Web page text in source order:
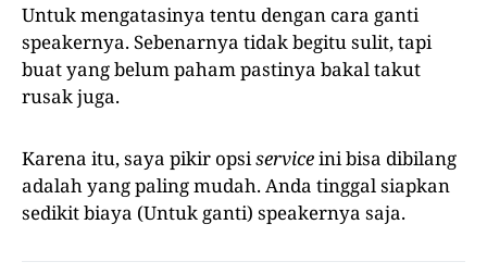
Untuk mengatasinya tentu dengan cara ganti
speakernya. Sebenarnya tidak begitu sulit, tapi
buat yang belum paham pastinya bakal takut
rusak juga.
Karena itu, saya pikir opsiserviceini bisa dibilang
adalah yang paling mudah. Anda tinggal siapkan
sedikit biaya (Untuk ganti) speakernya saja.